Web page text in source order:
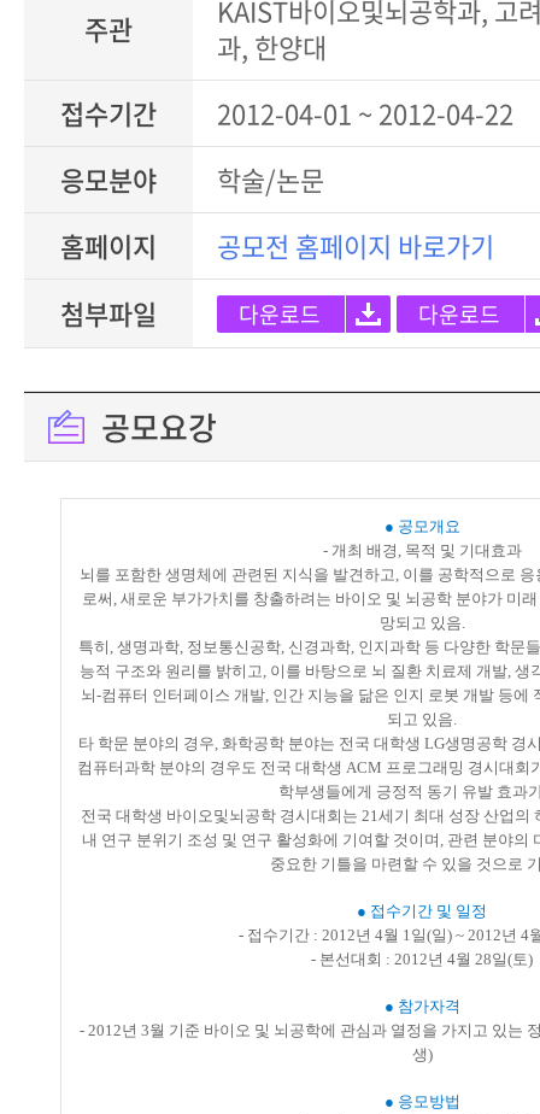
주관
KAIST바이오및뇌공학과, 고
과, 한양대
접수기간
2012-04-01 ~ 2012-04-22
응모분야
학술/논문
홈페이지
공모전 홈페이지 바로가기
첨부파일
다운로드 다운로드
공모요강
● 공모개요
- 개최 배경, 목적 및 기대효과
뇌를 포함한 생명체에 관련된 지식을 발견하고, 이를 공학적으로
로써, 새로운 부가가치를 창출하려는 바이오 및 뇌공학 분야가 미
망되고 있음.
특히, 생명과학, 정보통신공학, 신경과학, 인지과학 등 다양한 학문
능적 구조와 원리를 밝히고, 이를 바탕으로 뇌 질환 치료제 개발,
뇌-컴퓨터 인터페이스 개발, 인간 지능을 닮은 인지 로봇 개발 등에
되고 있음.
타 학문 분야의 경우, 화학공학 분야는 전국 대학생 LG생명공학 경
컴퓨터과학 분야의 경우도 전국 대학생 ACM 프로그래밍 경시대회
학부생들에게 긍정적 동기 유발 효과
전국 대학생 바이오및뇌공학 경시대회는 21세기 최대 성장 산업의
내 연구 분위기 조성 및 연구 활성화에 기여할 것이며, 관련 분야의
중요한 기틀을 마련할 수 있을 것으로
● 접수기간 및 일정
- 접수기간 : 2012년 4월 1일(일) ~ 2012년 4
- 본선대회 : 2012년 4월 28일(토)
● 참가자격
- 2012년 3월 기준 바이오 및 뇌공학에 관심과 열정을 가지고 있는
생)
● 응모방법